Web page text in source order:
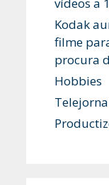
Kodak
filme
procura
Hobbies